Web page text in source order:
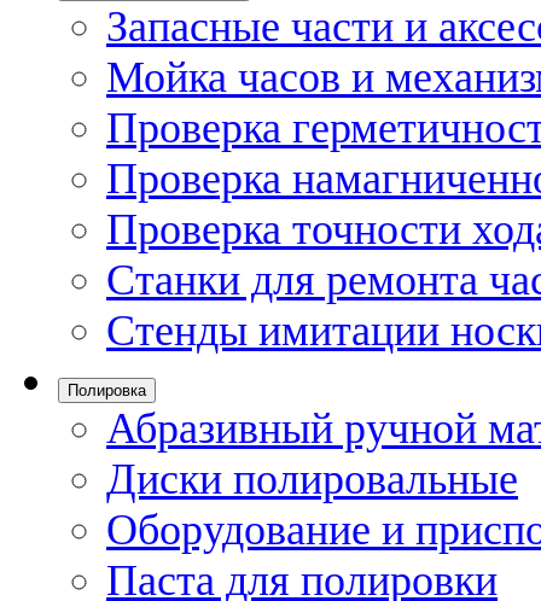
Запасные части и
Мойка часов и
Проверка
Проверка
Проверка точности
Станки для ремонта
Стенды имитации
Полировка
Абразивный ручной
Диски полировальные
Оборудование и
Паста для полировки